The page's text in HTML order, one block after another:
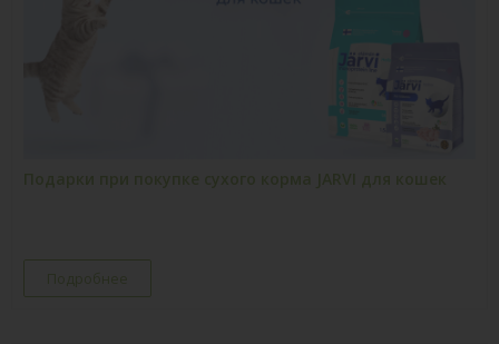
Подарки при покупке сухого корма JARVI для кошек
Подробнее